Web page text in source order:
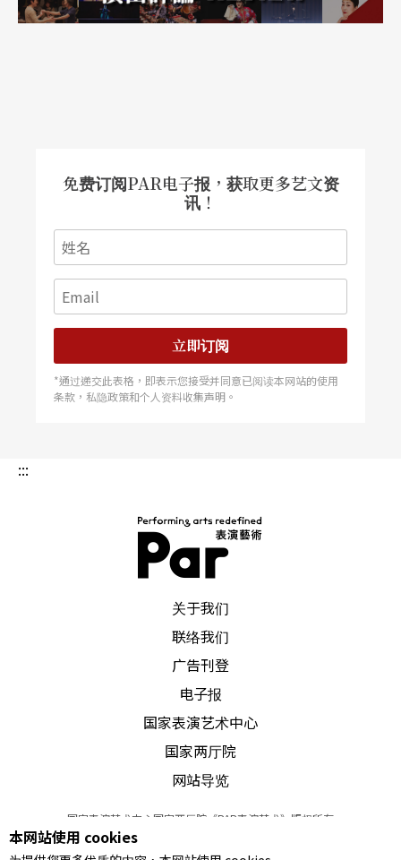
免费订阅PAR电子报，获取更多艺文资
讯！
立即订阅
*通过递交此表格，即表示您接受并同意已阅读本网站的使用
条款，私隐政策和个人资料收集声明。
:::
关于我们
联络我们
广告刊登
电子报
国家表演艺术中心
国家两厅院
网站导览
国家表演艺术中心国家两厅院《PAR表演艺术》版权所有
© 2022Performing arts redefined. All Rights Reserved
本网站使用 cookies